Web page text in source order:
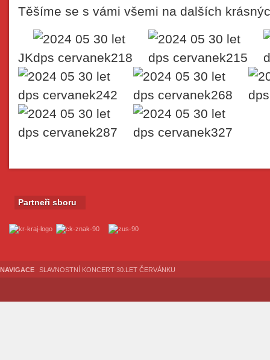
Těšíme se s vámi všemi na dalších
JK
Partneři sboru
NAVIGACE SLAVNOSTNÍ KONCERT-30.LET ČERVÁNKU